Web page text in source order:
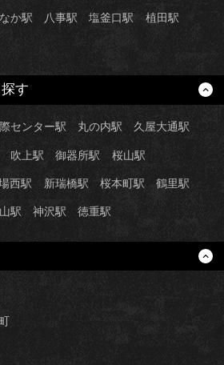
か駅 八事駅 塩釜口駅 植田駅
す
センター駅 丸の内駅 久屋大通駅
吹上駅 御器所駅 桜山駅
西駅 新瑞橋駅 桜本町駅 鶴里駅
駅 神沢駅 徳重駅